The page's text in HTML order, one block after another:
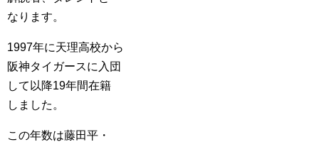
なります。
1997年に天理高校から
阪神タイガースに入団
して以降19年間在籍
しました。
この年数は藤田平・